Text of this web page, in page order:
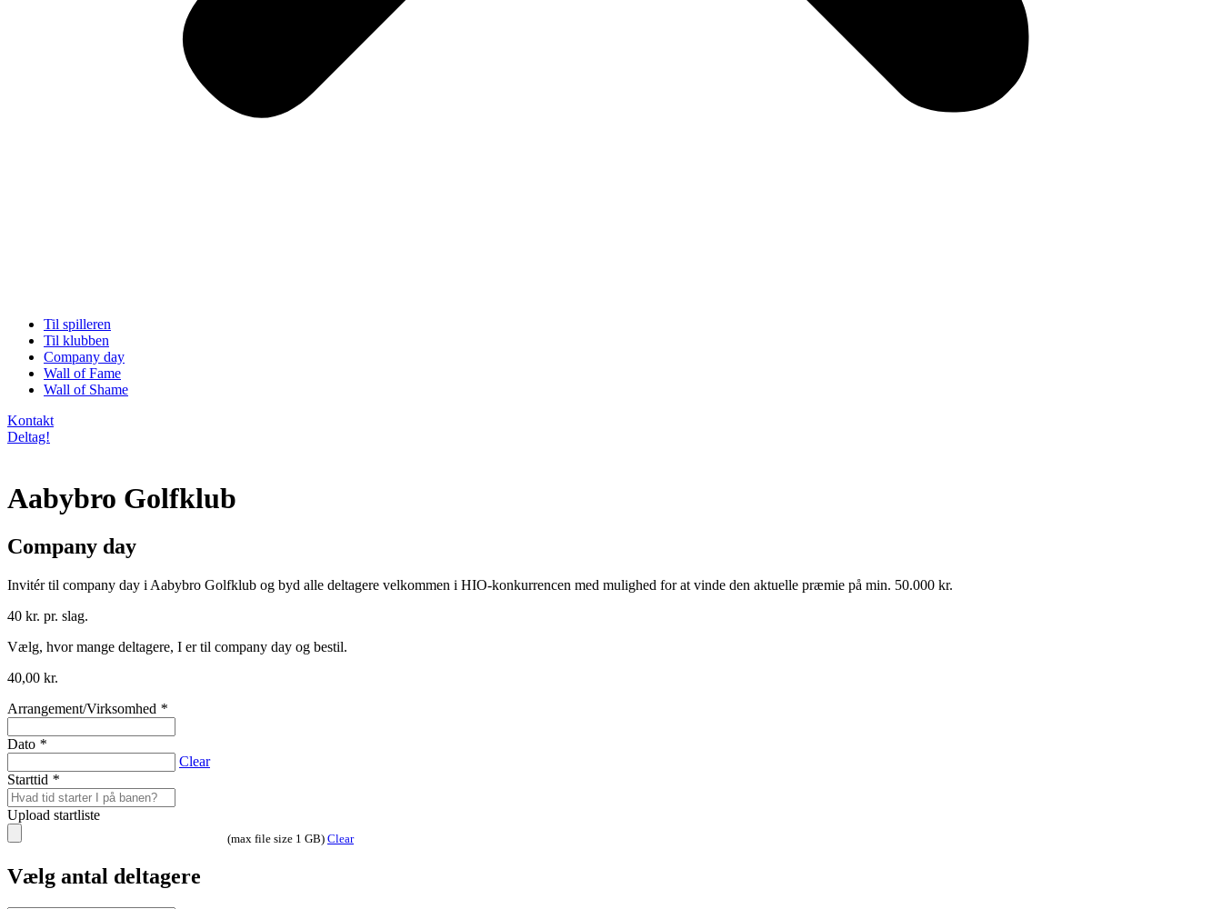
Til spilleren
Til klubben
Company day
Wall of Fame
Wall of Shame
Kontakt
Deltag!
Aabybro Golfklub
Company day
Invitér til company day i Aabybro Golfklub og byd alle deltagere velkommen i HIO-konkurrencen med mulighed for at vinde den aktuelle præmie på min. 50.000 kr.
40 kr. pr. slag.
Vælg, hvor mange deltagere, I er til company day og bestil.
40,00 kr.
Arrangement/Virksomhed *
Dato *
Clear
Starttid *
Upload startliste
(max file size 1 GB) Clear
Vælg antal deltagere